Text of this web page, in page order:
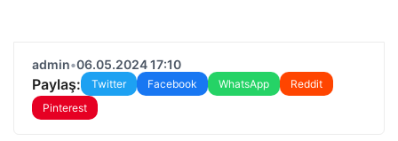
admin•06.05.2024 17:10
Paylaş: Twitter Facebook WhatsApp
Reddit
Pinterest